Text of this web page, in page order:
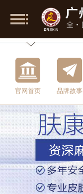
官网首页 品牌故事